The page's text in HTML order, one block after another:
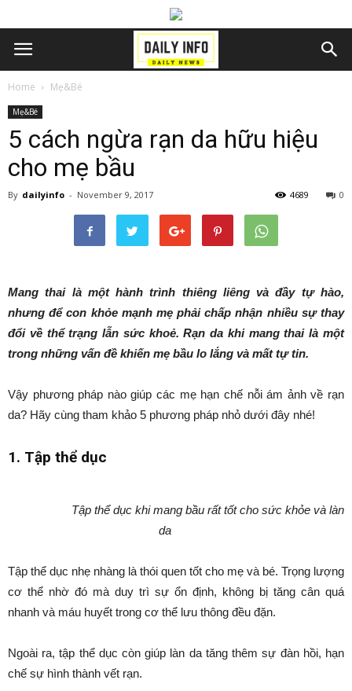
Home Mẹ&Bé
Mẹ&Bé
5 cách ngừa rạn da hữu hiệu
cho mẹ bầu
By dailyinfo - November 9, 2017 0
4689
Mang thai là một hành trình thiêng liêng và đầy tự hào,
nhưng để con khỏe mạnh mẹ phải chấp nhận nhiều sự thay
đổi về thể trạng lẫn sức khoẻ. Rạn da khi mang thai là một
trong những vấn đề khiến mẹ bầu lo lắng và mất tự tin.
Vậy phương pháp nào giúp các mẹ hạn chế nỗi ám ảnh về rạn
da? Hãy cùng tham khảo 5 phương pháp nhỏ dưới đây nhé!
1. Tập thể dục
Tập thể dục khi mang bầu rất tốt cho sức khỏe và làn
da
Tập thể dục nhẹ nhàng là thói quen tốt cho mẹ và bé. Trọng lượng
cơ thể nhờ đó mà duy trì sự ổn định, không bị tăng cân quá
nhanh và máu huyết trong cơ thể lưu thông đều đặn.
Ngoài ra, tập thể dục còn giúp làn da tăng thêm sự đàn hồi, hạn
chế sự hình thành vết rạn.